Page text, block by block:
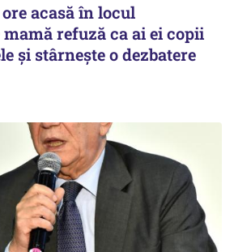
acasă în locul
refuză ca ai ei copii
și stârnește o dezbatere